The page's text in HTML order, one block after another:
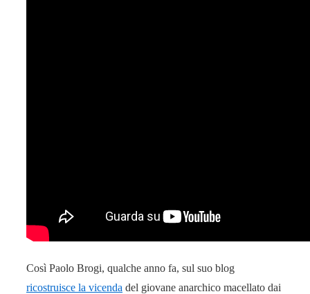
Così Paolo Brogi, qualche anno fa, sul suo blog
ricostruisce la vicenda del giovane anarchico macellato dai